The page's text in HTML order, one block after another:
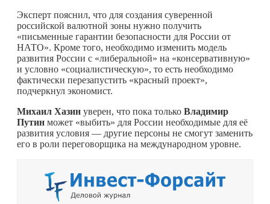
Эксперт пояснил, что для создания суверенной
российской валютной зоны нужно получить
«письменные гарантии безопасности для России от
НАТО». Кроме того, необходимо изменить модель
развития России с «либеральной» на «консервативную»
и условно «социалистическую», то есть необходимо
фактически перезапустить «красный проект»,
подчеркнул экономист.
Михаил Хазин уверен, что пока только Владимир
Путин может «выбить» для России необходимые для её
развития условия — другие персоны не смогут заменить
его в роли переговорщика на международном уровне.